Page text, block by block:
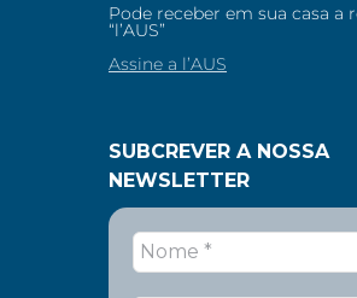
Pode receber em sua casa a
“l’AUS”
Assine a l’AUS
SUBCREVER A NOSSA
NEWSLETTER